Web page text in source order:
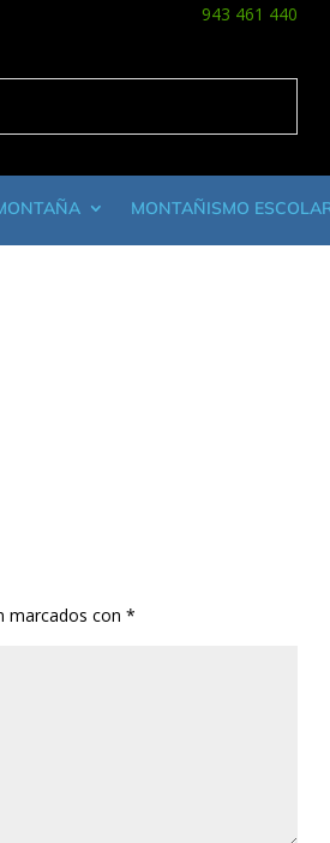
943 461 440
MONTAÑISMO
marcados con*